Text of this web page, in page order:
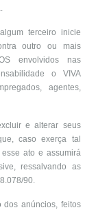
terceiro inicie
outro ou mais
envolvidos nas
o VIVA
agentes,
e alterar seus
caso exerça tal
ato e assumirá
ressalvando as
90.
dos anúncios, feitos